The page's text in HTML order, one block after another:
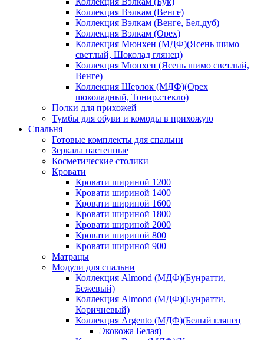
Коллекция Вэлкам (Венге)
Коллекция Вэлкам (Венге, Бел.дуб)
Коллекция Вэлкам (Орех)
Коллекция Мюнхен (МДФ)(Ясень шимо
светлый, Шоколад глянец)
Коллекция Мюнхен (Ясень шимо светлый,
Венге)
Коллекция Шерлок (МДФ)(Орех
шоколадный, Тонир.стекло)
Полки для прихожей
Тумбы для обуви и комоды в прихожую
Спальня
Готовые комплекты для спальни
Зеркала настенные
Косметические столики
Кровати
Кровати шириной 1200
Кровати шириной 1400
Кровати шириной 1600
Кровати шириной 1800
Кровати шириной 2000
Кровати шириной 800
Кровати шириной 900
Матрацы
Модули для спальни
Коллекция Almond (МДФ)(Бунратти,
Бежевый)
Коллекция Almond (МДФ)(Бунратти,
Коричневый)
Коллекция Argento (МДФ)(Белый глянец
Экокожа Белая)